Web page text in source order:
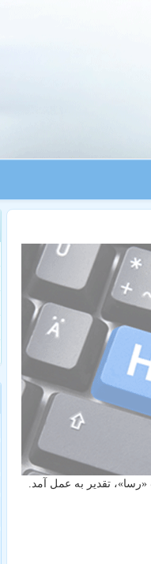
تقدیر به عمل آمد.